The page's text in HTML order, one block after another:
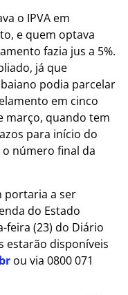
o IPVA em
e quem optava
fazia jus a 5%.
já que
podia parcelar
em cinco
março, quando tem
para início do
número final da
portaria a ser
do Estado
feira (23) do Diário
estarão disponíveis
ou via 0800 071